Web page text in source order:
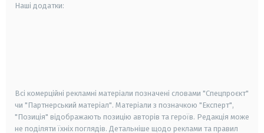
Наші додатки:
Всі комерційні рекламні матеріали позначені словами "Спецпроєкт"
чи "Партнерський матеріал". Матеріали з позначкою "Експерт",
"Позиція" відображають позицію авторів та героїв. Редакція може
не поділяти їхніх поглядів. Детальніше щодо реклами та правил